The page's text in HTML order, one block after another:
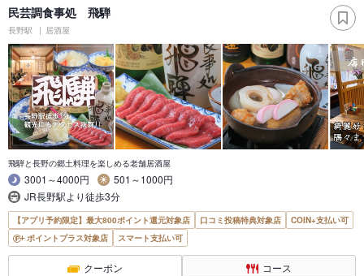
民芸調食事処 飛騨
長野駅 居酒屋
飛騨と長野の郷土料理を楽しめる老舗居酒屋
3001～4000円
501～1000円
JR長野駅より徒歩3分
【アプリ予約限定】最大800ポイント還元対象店 口コミ投稿特典対象店
COIN+支払い可
ポイントプラス対象店
スマート支払い可
クーポン コース